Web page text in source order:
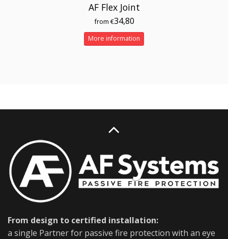
AF Flex Joint
from €34,80
More information
From design to certified installation:
a single Partner for passive fire protection with an eye